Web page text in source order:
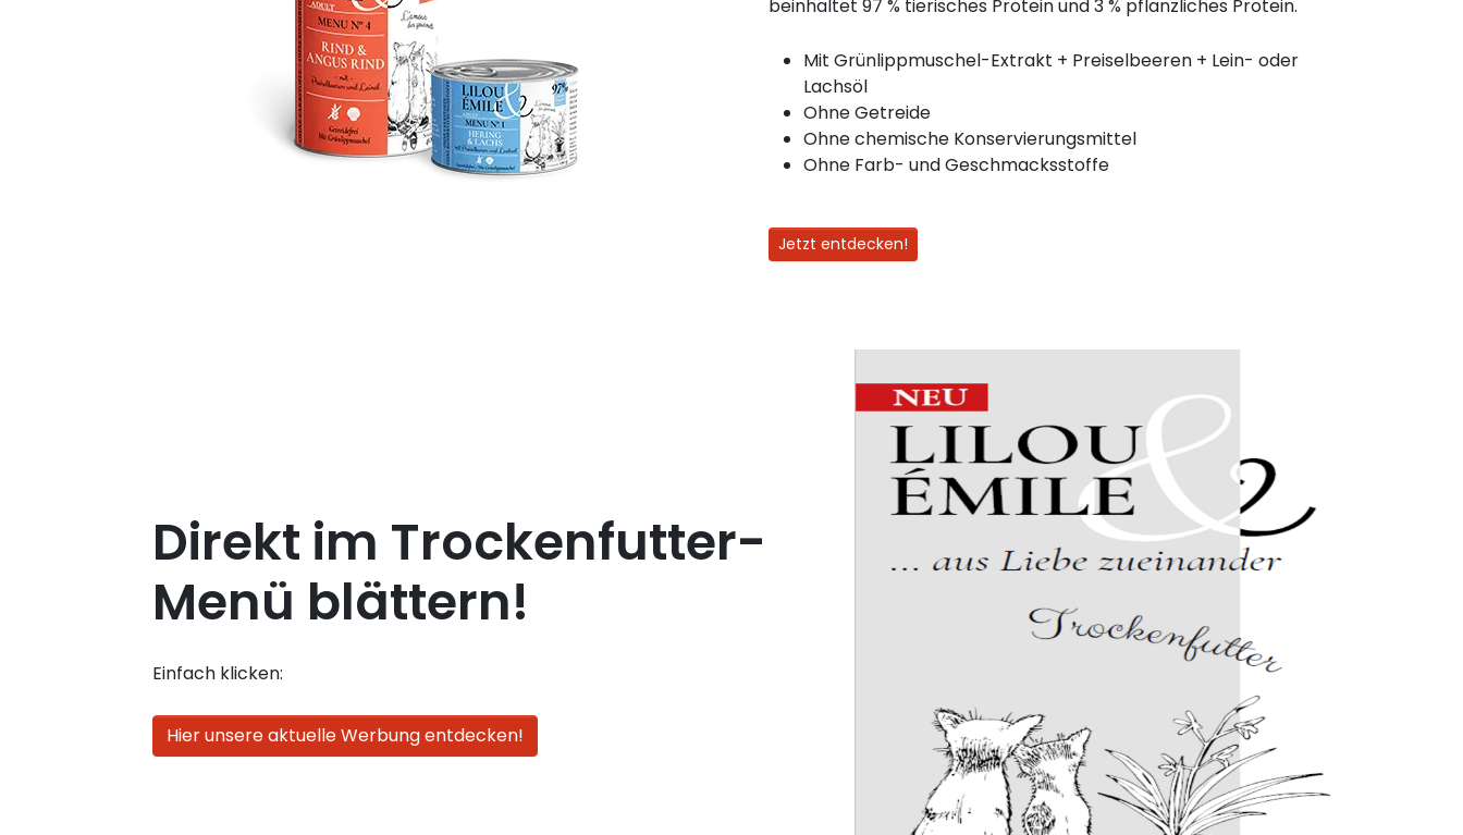
beinhaltet 97 % tierisches Protein und 3 % pflanzliches Protein.
Mit Grünlippmuschel-Extrakt + Preiselbeeren + Lein- oder
Lachsöl
Ohne Getreide
Ohne chemische Konservierungsmittel
Ohne Farb- und Geschmacksstoffe
Jetzt entdecken!
Direkt im Trockenfutter-
Menü blättern!
Einfach klicken:
Hier unsere aktuelle Werbung entdecken!